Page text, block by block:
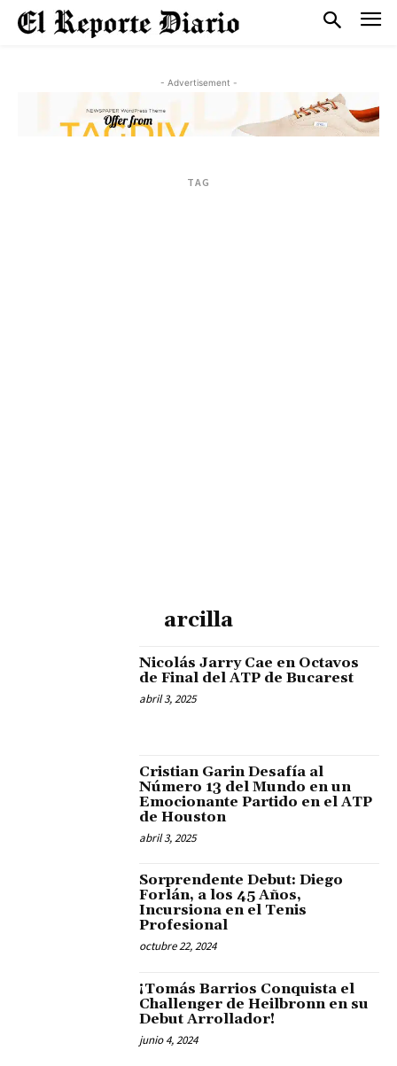
- Advertisement -
TAG
arcilla
Nicolás Jarry Cae en Octavos
de Final del ATP de Bucarest
abril 3, 2025
Cristian Garin Desafía al
Número 13 del Mundo en un
Emocionante Partido en el ATP
de Houston
abril 3, 2025
Sorprendente Debut: Diego
Forlán, a los 45 Años,
Incursiona en el Tenis
Profesional
octubre 22, 2024
¡Tomás Barrios Conquista el
Challenger de Heilbronn en su
Debut Arrollador!
junio 4, 2024